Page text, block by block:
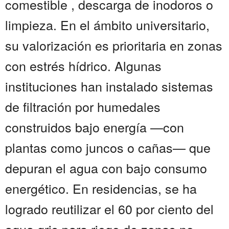
comestible , descarga de inodoros o
limpieza. En el ámbito universitario,
su valorización es prioritaria en zonas
con estrés hídrico. Algunas
instituciones han instalado sistemas
de filtración por humedales
construidos bajo energía —con
plantas como juncos o cañas— que
depuran el agua con bajo consumo
energético. En residencias, se ha
logrado reutilizar el 60 por ciento del